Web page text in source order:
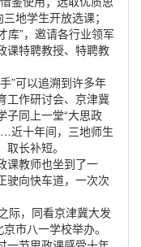
地学生开放选课；
库”，邀请各行业领军
课特聘教授、特聘教
”可以追溯到许多年
工作研讨会、京津冀
子同上一堂“大思政
近十年间，三地师生
长补短。
课教师也坐到了一
驶向快车道，一次次
际，同看京津冀大发
市八一学校举办。